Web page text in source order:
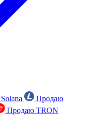
Продаю
Продаю TRON